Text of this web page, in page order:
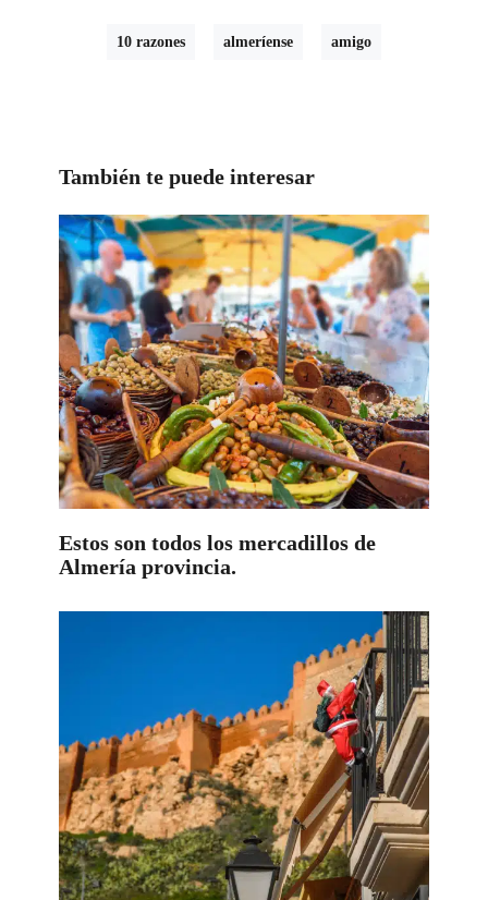
10 razones almeríense amigo
También te puede interesar
Estos son todos los mercadillos de
Almería provincia.